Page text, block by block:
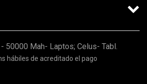
50000 Mah- Laptos; Celus- Tabl.
hábiles de acreditado el pago